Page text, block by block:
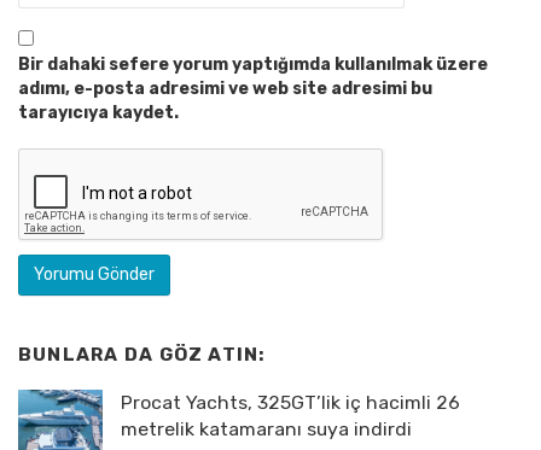
Bir dahaki sefere yorum yaptığımda kullanılmak üzere
adımı, e-posta adresimi ve web site adresimi bu
tarayıcıya kaydet.
BUNLARA DA GÖZ ATIN:
Procat Yachts, 325GT’lik iç hacimli 26
metrelik katamaranı suya indirdi